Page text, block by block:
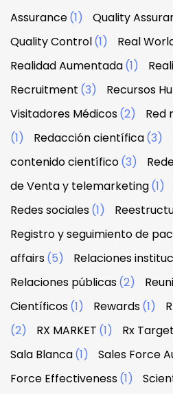
Assurance(1) Quality
Quality Control(1) Real
Realidad Aumentada(1)
Recruitment (3) Recursos
Visitadores Médicos(2)
Red
(1)
Redacción científica(3)
contenido científico(3)
de Venta y telemarketing(1)
Redes sociales(1)
Registro y seguimiento de
affairs(5) Relaciones
Relaciones públicas(2)
Científicos(1) Rewards(1)
(2)
RX MARKET (1) Rx
Sala Blanca(1) Sales Force
Force Effectiveness(1)